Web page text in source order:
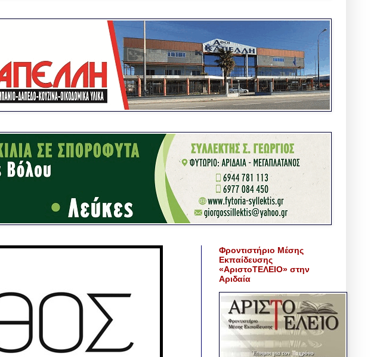
Φροντιστήριο Μέσης
Εκπαίδευσης
«ΑριστοΤΕΛΕΙΟ» στην
Αριδαία